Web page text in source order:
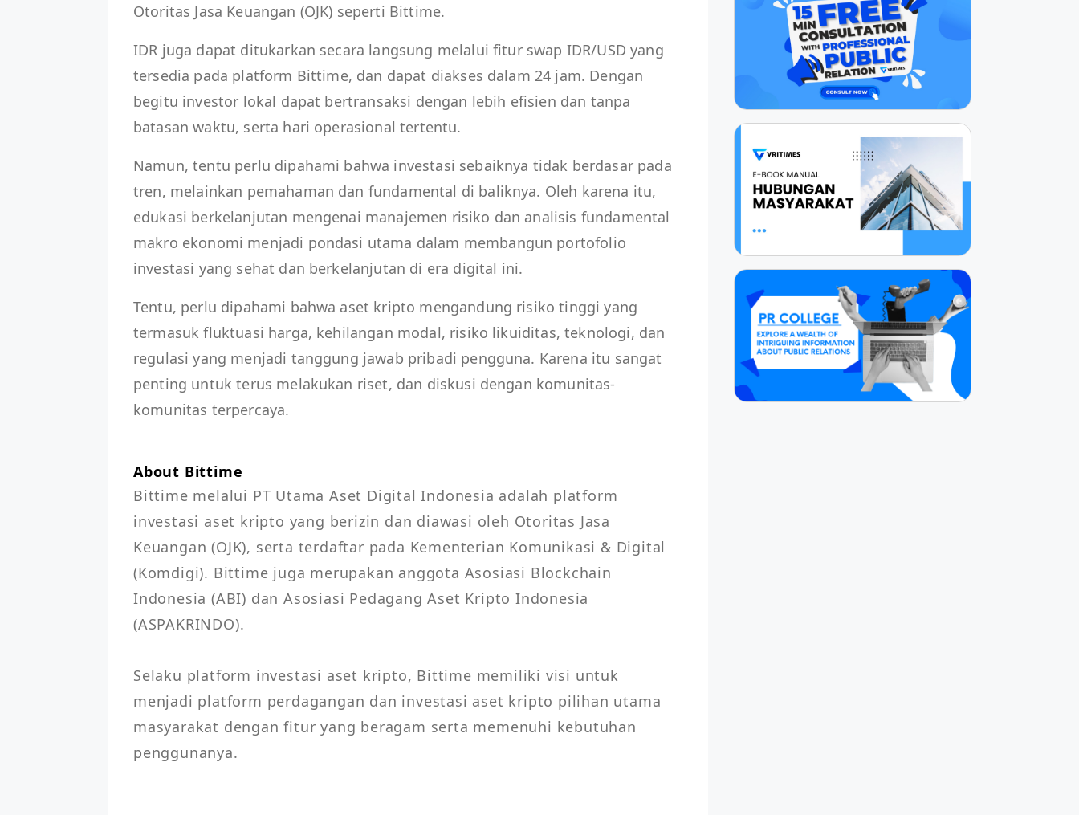
Otoritas Jasa Keuangan (OJK) seperti Bittime.
IDR juga dapat ditukarkan secara langsung melalui fitur swap IDR/USD yang
tersedia pada platform Bittime, dan dapat diakses dalam 24 jam. Dengan
begitu investor lokal dapat bertransaksi dengan lebih efisien dan tanpa
batasan waktu, serta hari operasional tertentu.
Namun, tentu perlu dipahami bahwa investasi sebaiknya tidak berdasar pada
tren, melainkan pemahaman dan fundamental di baliknya. Oleh karena itu,
edukasi berkelanjutan mengenai manajemen risiko dan analisis fundamental
makro ekonomi menjadi pondasi utama dalam membangun portofolio
investasi yang sehat dan berkelanjutan di era digital ini.
Tentu, perlu dipahami bahwa aset kripto mengandung risiko tinggi yang
termasuk fluktuasi harga, kehilangan modal, risiko likuiditas, teknologi, dan
regulasi yang menjadi tanggung jawab pribadi pengguna. Karena itu sangat
penting untuk terus melakukan riset, dan diskusi dengan komunitas-
komunitas terpercaya.
About Bittime
Bittime melalui PT Utama Aset Digital Indonesia adalah platform
investasi aset kripto yang berizin dan diawasi oleh Otoritas Jasa
Keuangan (OJK), serta terdaftar pada Kementerian Komunikasi & Digital
(Komdigi). Bittime juga merupakan anggota Asosiasi Blockchain
Indonesia (ABI) dan Asosiasi Pedagang Aset Kripto Indonesia
(ASPAKRINDO).
Selaku platform investasi aset kripto, Bittime memiliki visi untuk
menjadi platform perdagangan dan investasi aset kripto pilihan utama
masyarakat dengan fitur yang beragam serta memenuhi kebutuhan
penggunanya.